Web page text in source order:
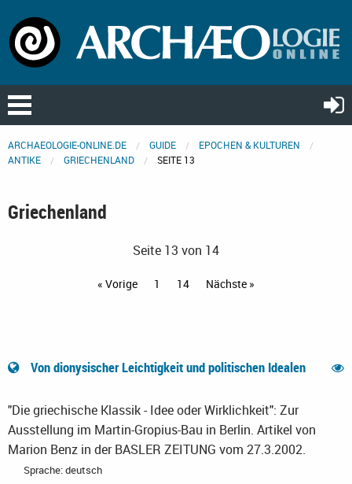
ARCHAEOLOGIE-ONLINE.DE GUIDE
EPOCHEN & KULTUREN
ANTIKE
GRIECHENLAND SEITE 13
Griechenland
Seite 13 von 14
« Vorige 1 14 Nächste »
Von dionysischer Leichtigkeit und politischen Idealen
"Die griechische Klassik - Idee oder Wirklichkeit": Zur
Ausstellung im Martin-Gropius-Bau in Berlin. Artikel von
Marion Benz in der BASLER ZEITUNG vom 27.3.2002.
Sprache: deutsch